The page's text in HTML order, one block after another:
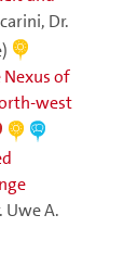
Dr.
Nexus of
west
Uwe A.